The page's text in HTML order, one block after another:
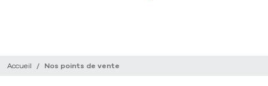
Accueil Nos points de vente